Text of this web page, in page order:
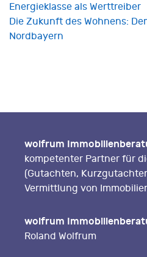
Energieklasse als Werttreiber
Die Zukunft des Wohnens:
Nordbayern
wolfrum
kompetenter Partner für
(Gutachten,
Vermittlung von
wolfrum
Roland Wolfrum